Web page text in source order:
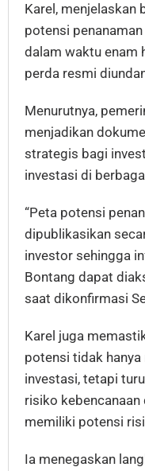
Karel, menjelaskan
potensi
dalam waktu enam
perda resmi
Menurutnya,
menjadikan
strategis bagi
investasi di
“Peta potensi
dipublikasikan
investor sehingga
Bontang dapat
saat dikonfirmasi
Karel juga
potensi tidak
investasi, tetapi
risiko kebencanaan
memiliki potensi
Ia menegaskan